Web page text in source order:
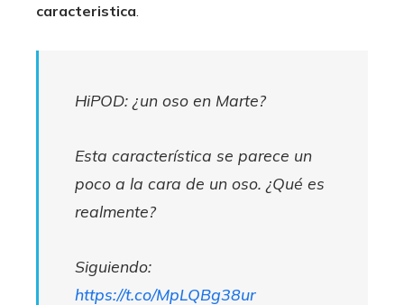
caracteristica
HiPOD: ¿un oso en Marte?
Esta característica se parece un
poco a la cara de un oso. ¿Qué es
realmente?
Siguiendo:
https://t.co/MpLQBg38ur